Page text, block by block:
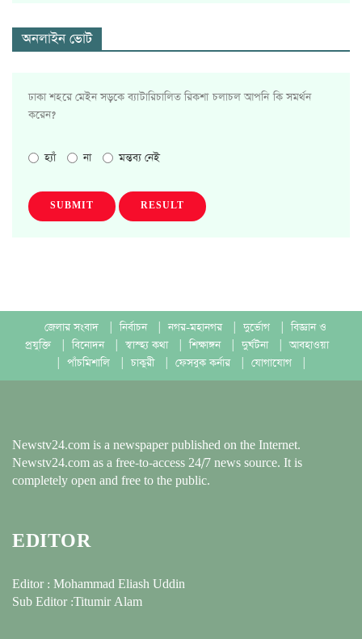
অনলাইন ভোট
ঢাকা শহরে মেইন সড়কে ব্যাটারিচালিত রিকশা চলাচল আপনি কি সমর্থন
করেন?
হ্যাঁ না মন্তব্য নেই
SUBMIT RESULT
জেলার সংবাদ নির্বাচন নগর-মহানগর দুর্ভোগ
বিজ্ঞান ও
প্রযুক্তি
বিনোদন স্বাস্হ্য কথা শিক্ষাঙ্গন দুর্ঘটনা
আবহাওয়া
পাঁচমিশালি চাকুরী ফেসবুক কর্নার যোগাযোগ
Newstv24.com is a newspaper published on the Internet.
Newstv24.com as a free-to-access 24/7 news source. It is
completely open and free to the public.
EDITOR
Editor : Mohammad Eliash Uddin
Sub Editor :Titumir Alam